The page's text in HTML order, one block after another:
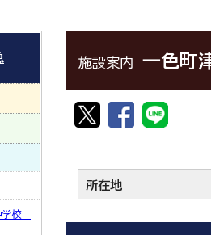
施設案内 一色町
所在地
学校